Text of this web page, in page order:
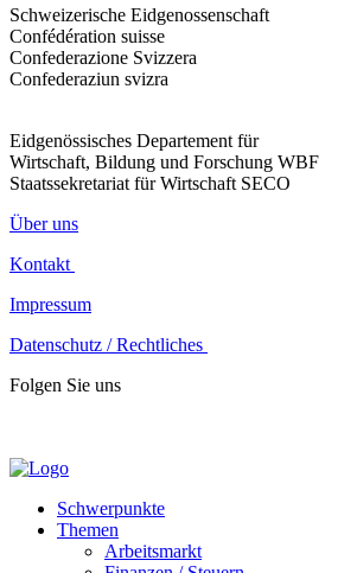
Schweizerische Eidgenossenschaft
Confédération suisse
Confederazione Svizzera
Confederaziun svizra
Eidgenössisches Departement für
Wirtschaft, Bildung und Forschung WBF
Staatssekretariat für Wirtschaft SECO
Über uns
Kontakt
Impressum
Datenschutz / Rechtliches
Folgen Sie uns
Schwerpunkte
Themen
Arbeitsmarkt